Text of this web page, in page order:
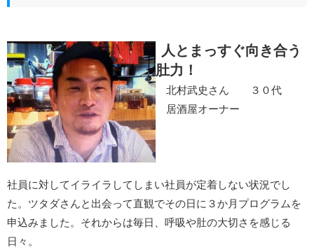
人とまっすぐ向き合う
肚力！
北村武史さん ３０代
居酒屋オーナー
社員に対してイライラしてしまい社員が定着しない状況でし
た。ツタダさんと出会って直観でその日に３か月プログラムを
申込みました。それからは毎日、呼吸や肚の大切さを感じる
日々。